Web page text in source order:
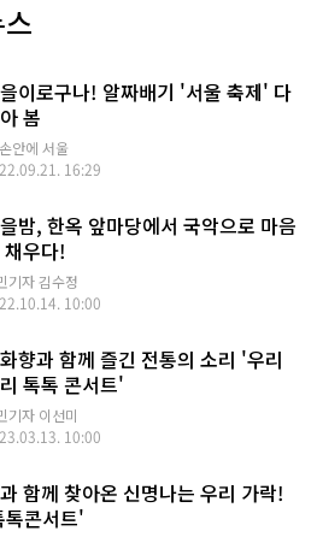
이로구나! 알짜배기 '서울 축제' 다
봄
안에 서울
16:29
밤, 한옥 앞마당에서 국악으로 마음
우다!
기자 김수정
10:00
향과 함께 즐긴 전통의 소리 '우리
톡톡 콘서트'
기자 이선미
10:00
함께 찾아온 신명나는 우리 가락!
톡콘서트'